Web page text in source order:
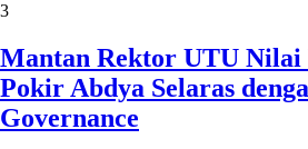
3
Mantan Rektor UTU Nilai
Pokir Abdya Selaras
Governance